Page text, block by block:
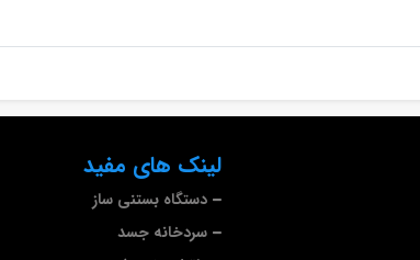
لینک های مفید
دستگاه بستنی ساز
سردخانه جسد